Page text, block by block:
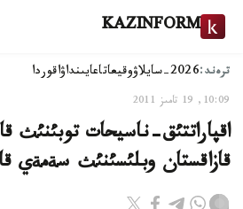
KAZINFORM
ترەند:2026-سايلاۋ وقيعاتاعايىنداۋاقوردا
10:09, 19 تامىز 2011
اقپاراتتئق-ناسيحات توبئنئث
قازاقستان وبلئسئنئث سةمةي